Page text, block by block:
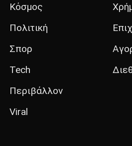
Κόσμος
Πολιτική
Σπορ
Tech
Περιβάλλον
Viral